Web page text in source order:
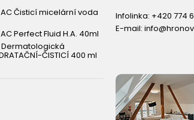
AC Čisticí micelární voda
AC Perfect Fluid H.A. 40ml
Dermatologická
ČISTICÍ 400 ml
Infolinka: +420 774
E-mail: